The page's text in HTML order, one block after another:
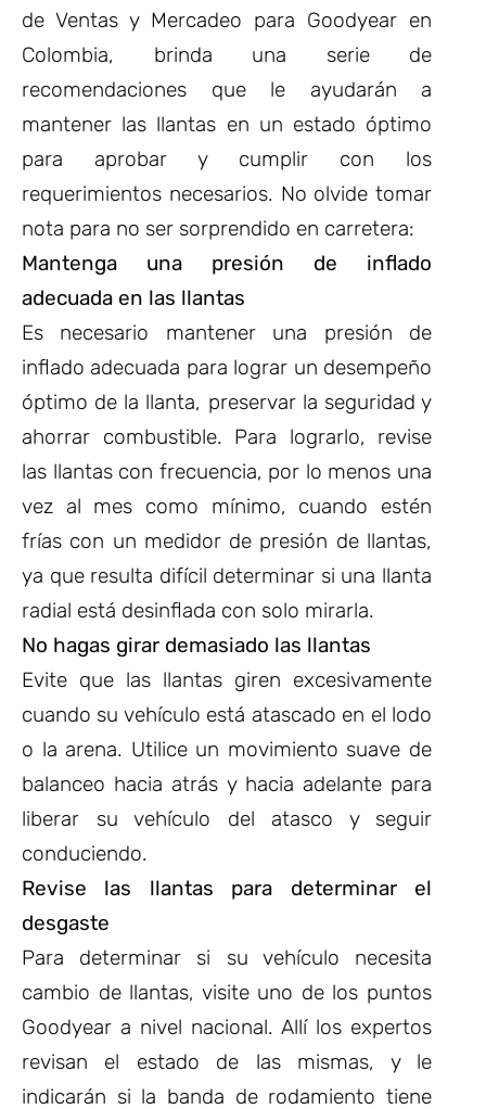
de Ventas y Mercadeo para Goodyear en
Colombia, brinda una serie de
recomendaciones que le ayudarán a
mantener las llantas en un estado óptimo
para aprobar y cumplir con los
requerimientos necesarios. No olvide tomar
nota para no ser sorprendido en carretera:
Mantenga una presión de inflado
adecuada en las llantas
Es necesario mantener una presión de
inflado adecuada para lograr un desempeño
óptimo de la llanta, preservar la seguridad y
ahorrar combustible. Para lograrlo, revise
las llantas con frecuencia, por lo menos una
vez al mes como mínimo, cuando estén
frías con un medidor de presión de llantas,
ya que resulta difícil determinar si una llanta
radial está desinflada con solo mirarla.
No hagas girar demasiado las llantas
Evite que las llantas giren excesivamente
cuando su vehículo está atascado en el lodo
o la arena. Utilice un movimiento suave de
balanceo hacia atrás y hacia adelante para
liberar su vehículo del atasco y seguir
conduciendo.
Revise las llantas para determinar el
desgaste
Para determinar si su vehículo necesita
cambio de llantas, visite uno de los puntos
Goodyear a nivel nacional. Allí los expertos
revisan el estado de las mismas, y le
indicarán si la banda de rodamiento tiene